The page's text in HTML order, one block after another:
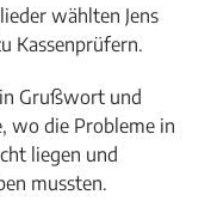
wählten Jens
Kassenprüfern.
Grußwort und
wo die Probleme in
liegen und
mussten.